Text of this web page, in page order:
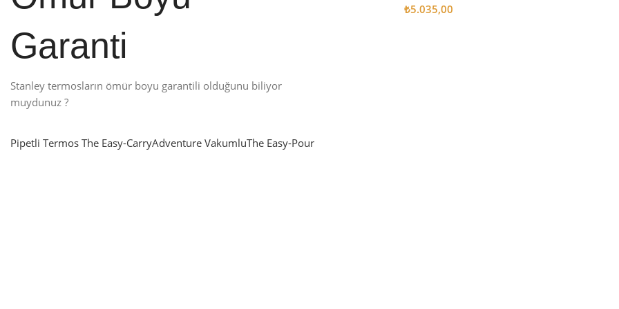
Garanti
Stanley termosların ömür boyu garantili olduğunu biliyor
muydunuz ?
Pipetli TermosThe Easy-CarryAdventure VakumluThe Easy-Pour
₺5.035,00